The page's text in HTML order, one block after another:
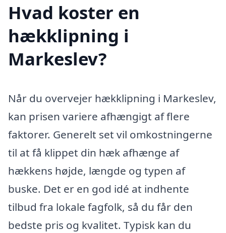
Hvad koster en
hækklipning i
Markeslev?
Når du overvejer hækklipning i Markeslev,
kan prisen variere afhængigt af flere
faktorer. Generelt set vil omkostningerne
til at få klippet din hæk afhænge af
hækkens højde, længde og typen af
buske. Det er en god idé at indhente
tilbud fra lokale fagfolk, så du får den
bedste pris og kvalitet. Typisk kan du